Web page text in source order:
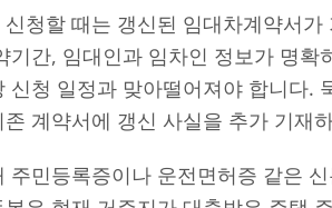
청할 때는 갱신된 임대차계약서
기간, 임대인과 임차인 정보가 명
신청 일정과 맞아떨어져야 합니다.
계약서에 갱신 사실을 추가 기재
주민등록증이나 운전면허증 같은